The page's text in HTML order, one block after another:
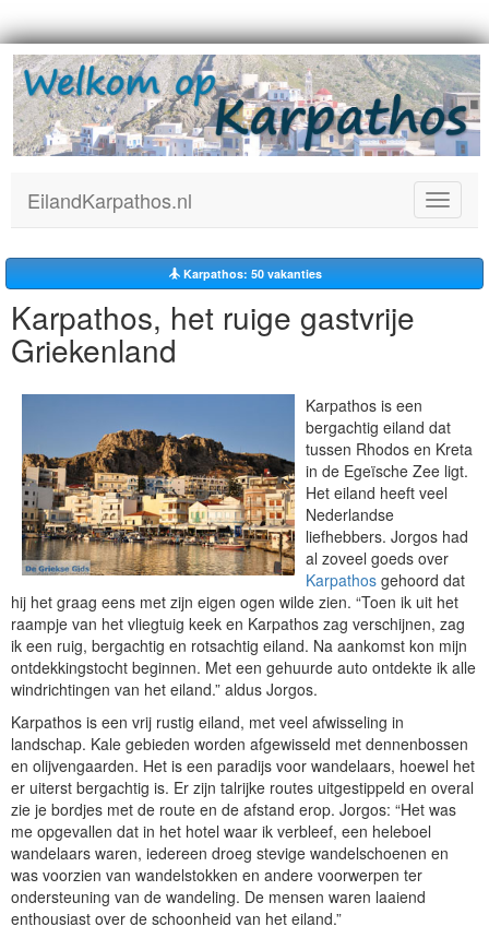
Toggle
EilandKarpathos.nl
Karpathos: 50vakanties
Karpathos, het ruige gastvrije
Griekenland
Karpathos is een
bergachtig eiland dat
tussen Rhodos en Kreta
in de Egeïsche Zee ligt.
Het eiland heeft veel
Nederlandse
liefhebbers. Jorgos had
al zoveel goeds over
Karpathos gehoord dat
hij het graag eens met zijn eigen ogen wilde zien. “Toen ik uit het
raampje van het vliegtuig keek en Karpathos zag verschijnen, zag
ik een ruig, bergachtig en rotsachtig eiland. Na aankomst kon mijn
ontdekkingstocht beginnen. Met een gehuurde auto ontdekte ik alle
windrichtingen van het eiland.” aldus Jorgos.
Karpathos is een vrij rustig eiland, met veel afwisseling in
landschap. Kale gebieden worden afgewisseld met dennenbossen
en olijvengaarden. Het is een paradijs voor wandelaars, hoewel het
er uiterst bergachtig is. Er zijn talrijke routes uitgestippeld en overal
zie je bordjes met de route en de afstand erop. Jorgos: “Het was
me opgevallen dat in het hotel waar ik verbleef, een heleboel
wandelaars waren, iedereen droeg stevige wandelschoenen en
was voorzien van wandelstokken en andere voorwerpen ter
ondersteuning van de wandeling. De mensen waren laaiend
enthousiast over de schoonheid van het eiland.”